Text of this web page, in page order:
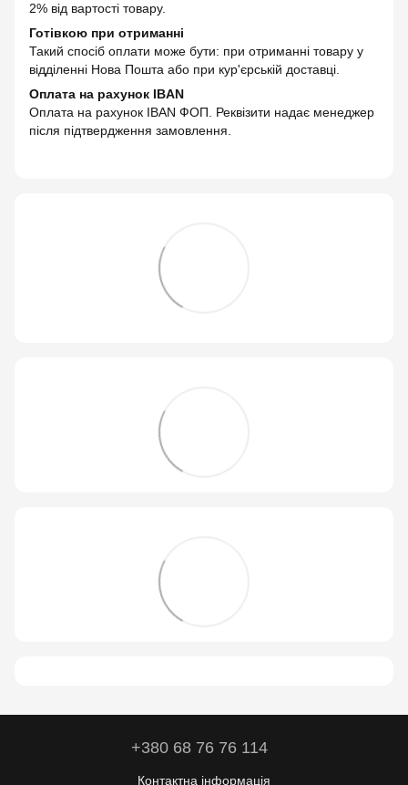
2% від вартості товару.
Готівкою при отриманні
Такий спосіб оплати може бути: при отриманні товару у
відділенні Нова Пошта або при кур'єрській доставці.
Оплата на рахунок IBAN
Оплата на рахунок IBAN ФОП. Реквізити надає менеджер
після підтвердження замовлення.
+380 68 76 76 114
Контактна інформація